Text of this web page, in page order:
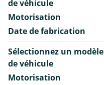
de véhicule
Motorisation
Date de fabrication
Sélectionnez un modèle
de véhicule
Motorisation